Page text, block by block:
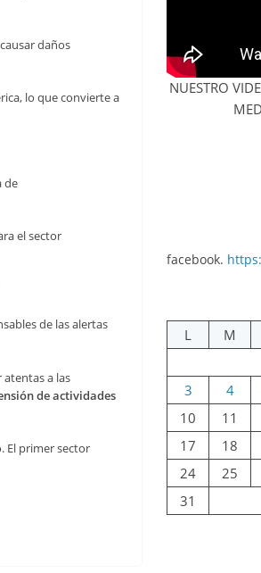
daños
lo que convierte a
de
el sector
de las alertas
a las
de actividades
El primer sector
NUESTRO
facebook.
L
M
3
4
10
11
17
18
24
25
31